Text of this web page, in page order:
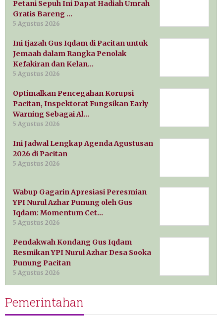
Petani Sepuh Ini Dapat Hadiah Umrah
Gratis Bareng …
5 Agustus 2026
Ini Ijazah Gus Iqdam di Pacitan untuk
Jemaah dalam Rangka Penolak
Kefakiran dan Kelan…
5 Agustus 2026
Optimalkan Pencegahan Korupsi
Pacitan, Inspektorat Fungsikan Early
Warning Sebagai Al…
5 Agustus 2026
Ini Jadwal Lengkap Agenda Agustusan
2026 di Pacitan
5 Agustus 2026
Wabup Gagarin Apresiasi Peresmian
YPI Nurul Azhar Punung oleh Gus
Iqdam: Momentum Cet…
5 Agustus 2026
Pendakwah Kondang Gus Iqdam
Resmikan YPI Nurul Azhar Desa Sooka
Punung Pacitan
5 Agustus 2026
Pemerintahan